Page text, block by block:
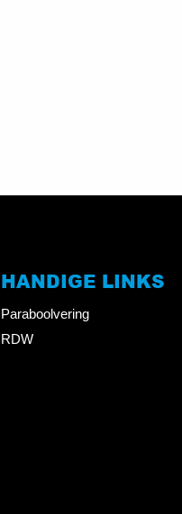
HANDIGE LINKS
Paraboolvering
RDW